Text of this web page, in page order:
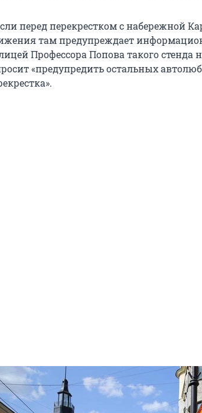
перед перекрестком с набережной
там предупреждает
Профессора Попова такого стенда
«предупредить остальных